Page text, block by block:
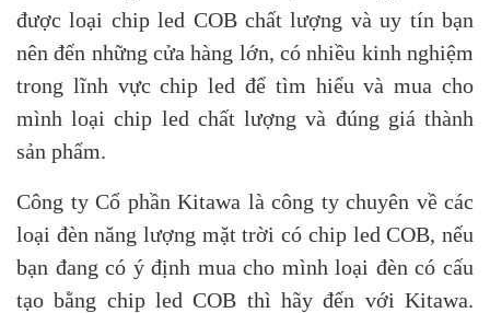
được loại chip led COB chất lượng và uy tín bạn
nên đến những cửa hàng lớn, có nhiều kinh nghiệm
trong lĩnh vực chip led để tìm hiểu và mua cho
mình loại chip led chất lượng và đúng giá thành
sản phẩm.
Công ty Cổ phần Kitawa là công ty chuyên về các
loại đèn năng lượng mặt trời có chip led COB, nếu
bạn đang có ý định mua cho mình loại đèn có cấu
tạo bằng chip led COB thì hãy đến với Kitawa.